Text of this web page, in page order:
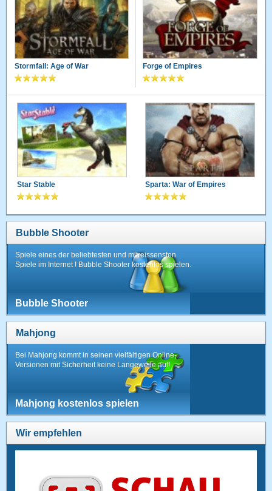
Stormfall: Age of War Forge of Empires
Star Stable Sparta: War of Empires
Bubble Shooter
Spiele eines der beliebtesten und mitreissensten
Spiele im Internet ! Bubble Shooter kostenlos spielen.
Bubble Shooter
Mahjong
Bei Mahjong kommt in seinen vielfältigen Online-
Versionen mit Sicherheit keine Langeweile auf!
Mahjong kostenlos spielen
Wir empfehlen